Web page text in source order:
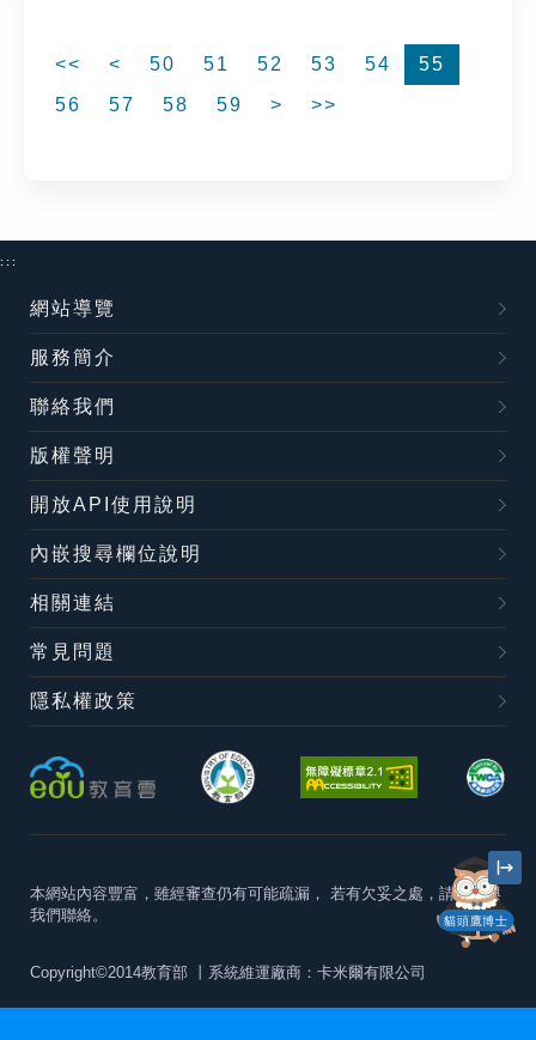
<< < 50 51 52 53 54
55
56
57 58 59 > >>
貓頭鷹博士
:::
網站導覽
服務簡介
聯絡我們
版權聲明
開放API使用說明
內嵌搜尋欄位說明
相關連結
常見問題
隱私權政策
本網站內容豐富，雖經審查仍有可能疏漏， 若有欠妥之處，請隨時與
我們聯絡。
Copyright©2014教育部 丨系統維運廠商：卡米爾有限公司